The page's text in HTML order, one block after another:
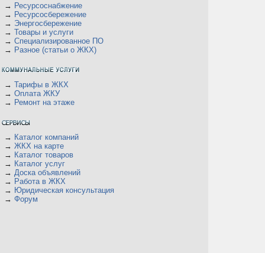
→ Ресурсоснабжение
→ Ресурсосбережение
→ Энергосбережение
→ Товары и услуги
→ Специализированное ПО
→ Разное (статьи о ЖКХ)
→ Тарифы в ЖКХ
→ Оплата ЖКУ
→ Ремонт на этаже
→ Каталог компаний
→ ЖКХ на карте
→ Каталог товаров
→ Каталог услуг
→ Доска объявлений
→ Работа в ЖКХ
→ Юридическая консультация
→ Форум